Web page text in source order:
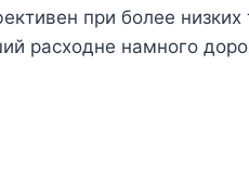
при более
расходне намного